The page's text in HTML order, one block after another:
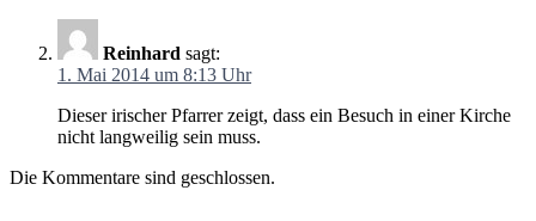
Reinhard sagt:
1. Mai 2014 um 8:13 Uhr
Dieser irischer Pfarrer zeigt, dass ein Besuch in einer Kirche
nicht langweilig sein muss.
Die Kommentare sind geschlossen.